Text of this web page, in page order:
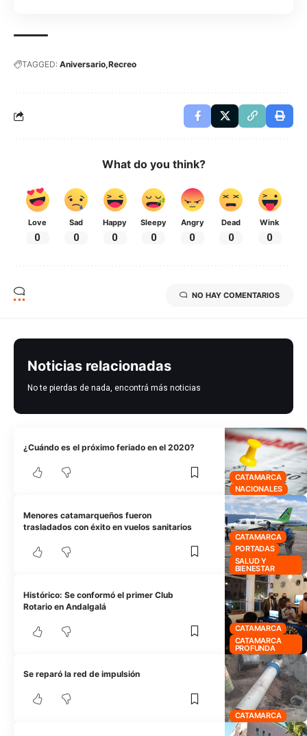
TAGGED: Aniversario Recreo
What do you think?
Love
0
Sad
0
Happy
0
Sleepy
0
Angry
0
Dead
0
Wink
0
NO HAY COMENTARIOS
Noticias relacionadas
No te pierdas de nada, encontrá más noticias
CATAMARCA
NACIONALES
¿Cuándo es el próximo feriado en el 2020?
CATAMARCA
PORTADAS
SALUD Y
BIENESTAR
Menores catamarqueños fueron
trasladados con éxito en vuelos sanitarios
CATAMARCA
CATAMARCA
PROFUNDA
Histórico: Se conformó el primer Club
Rotario en Andalgalá
CATAMARCA
Se reparó la red de impulsión